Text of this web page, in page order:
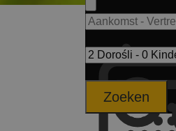
Zoeken